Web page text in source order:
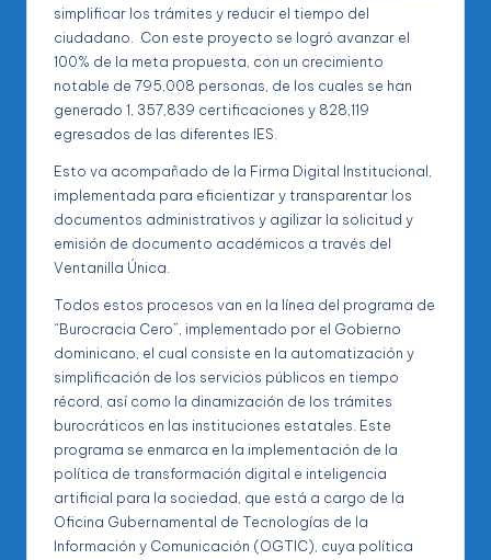
simplificar los trámites y reducir el tiempo del
ciudadano. Con este proyecto se logró avanzar el
100% de la meta propuesta, con un crecimiento
notable de 795,008 personas, de los cuales se han
generado 1, 357,839 certificaciones y 828,119
egresados de las diferentes IES.
Esto va acompañado de la Firma Digital Institucional,
implementada para eficientizar y transparentar los
documentos administrativos y agilizar la solicitud y
emisión de documento académicos a través del
Ventanilla Única.
Todos estos procesos van en la línea del programa de
“Burocracia Cero”, implementado por el Gobierno
dominicano, el cual consiste en la automatización y
simplificación de los servicios públicos en tiempo
récord, así como la dinamización de los trámites
burocráticos en las instituciones estatales. Este
programa se enmarca en la implementación de la
política de transformación digital e inteligencia
artificial para la sociedad, que está a cargo de la
Oficina Gubernamental de Tecnologías de la
Información y Comunicación (OGTIC), cuya política